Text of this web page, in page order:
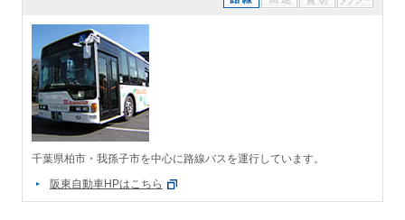
千葉県柏市・我孫子市を中心に路線バスを運行しています。
阪東自動車HPはこちら